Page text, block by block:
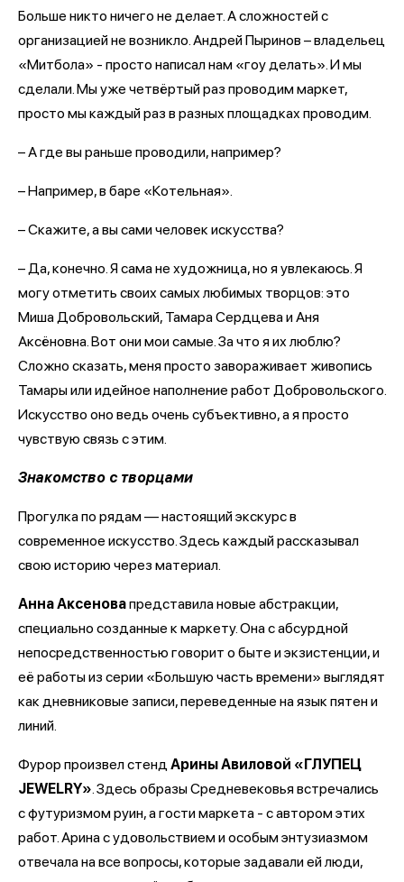
Больше никто ничего не делает. А сложностей с
организацией не возникло. Андрей Пыринов – владельец
«Митбола» - просто написал нам «гоу делать». И мы
сделали. Мы уже четвёртый раз проводим маркет,
просто мы каждый раз в разных площадках проводим.
– А где вы раньше проводили, например?
– Например, в баре «Котельная».
– Скажите, а вы сами человек искусства?
– Да, конечно. Я сама не художница, но я увлекаюсь. Я
могу отметить своих самых любимых творцов: это
Миша Добровольский, Тамара Сердцева и Аня
Аксёновна. Вот они мои самые. За что я их люблю?
Сложно сказать, меня просто завораживает живопись
Тамары или идейное наполнение работ Добровольского.
Искусство оно ведь очень субъективно, а я просто
чувствую связь с этим.
Знакомство с творцами
Прогулка по рядам — настоящий экскурс в
современное искусство. Здесь каждый рассказывал
свою историю через материал.
Анна Аксеновапредставила новые абстракции,
специально созданные к маркету. Она с абсурдной
непосредственностью говорит о быте и экзистенции, и
её работы из серии «Большую часть времени» выглядят
как дневниковые записи, переведенные на язык пятен и
линий.
Фурор произвел стендАрины Авиловой «ГЛУПЕЦ
JEWELRY». Здесь образы Средневековья встречались
с футуризмом руин, а гости маркета - с автором этих
работ. Арина с удовольствием и особым энтузиазмом
отвечала на все вопросы, которые задавали ей люди,